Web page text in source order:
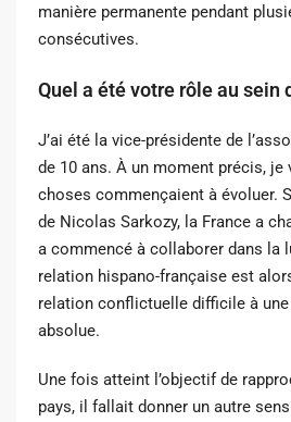
manière permanente pendant
consécutives.
Quel a été votre rôle au sein
J’ai été la vice-présidente de
de 10 ans. À un moment précis, je
choses commençaient à évoluer.
de Nicolas Sarkozy, la France a
a commencé à collaborer dans la
relation hispano-française est
relation conflictuelle difficile à une
absolue.
Une fois atteint l’objectif de
pays, il fallait donner un autre